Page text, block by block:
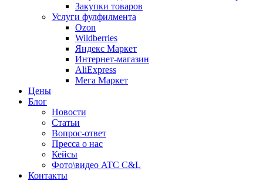
Закупки товаров
Услуги фулфилмента
Ozon
Wildberries
Яндекс Маркет
Интернет-магазин
AliExpress
Мега Маркет
Цены
Блог
Новости
Статьи
Вопрос-ответ
Пресса о нас
Кейсы
Фото\видео ATC C&L
Контакты